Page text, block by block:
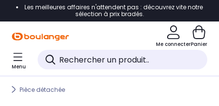
Accéder directement à la navigation
Accéder directement au pied de page
Accéder directement au chatbot
Les meilleures affaires n'attendent pas : découvrez vite notre
sélection à prix bradés.
Me connecterPanier
Menu
Pièce détachée